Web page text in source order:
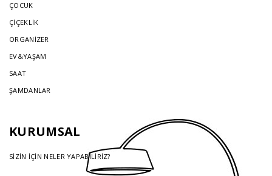
ÇOCUK
ÇİÇEKLİK
ORGANİZER
EV&YAŞAM
SAAT
ŞAMDANLAR
KURUMSAL
SİZİN İÇİN NELER YAPABİLİRİZ?